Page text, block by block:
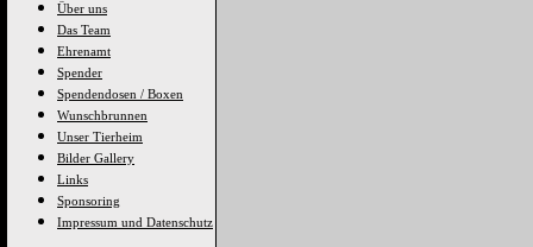
Über uns
Das Team
Ehrenamt
Spender
Spendendosen / Boxen
Wunschbrunnen
Unser Tierheim
Bilder Gallery
Links
Sponsoring
Impressum und Datenschutz